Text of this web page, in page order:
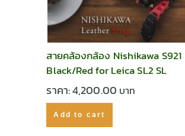
สายคล้องกล้อง Nishikawa S921
Black/Red for Leica SL2 SL
ราคา:4,200.00
Add to cart